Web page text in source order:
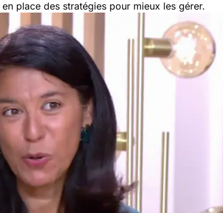
place des stratégies pour mieux les gérer.